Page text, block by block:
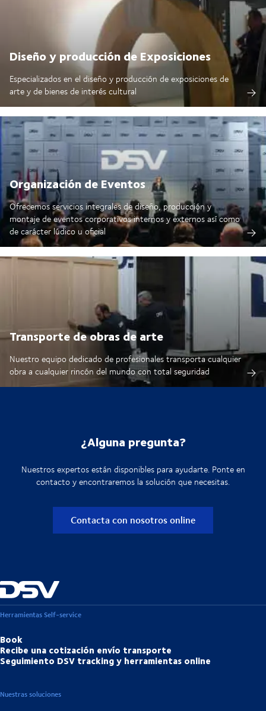
Diseño y producción de Exposiciones
Especializados en el diseño y producción de exposiciones de
arte y de bienes de interés cultural
Organización de Eventos
Ofrecemos servicios integrales de diseño, producción y
montaje de eventos corporativos internos y externos así como
de carácter lúdico u oficial
Transporte de obras de arte
Nuestro equipo dedicado de profesionales transporta cualquier
obra a cualquier rincón del mundo con total seguridad
¿Alguna pregunta?
Nuestros expertos están disponibles para ayudarte. Ponte en
contacto y encontraremos la solución que necesitas.
Contacta con nosotros online
Herramientas Self-service
Book
Recibe una cotización envío transporte
Seguimiento DSV tracking y herramientas online
Nuestras soluciones